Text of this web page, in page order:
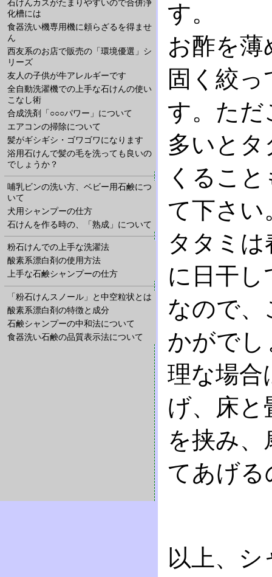
石けんカスがたまりやすいので合併浄
化槽には
食器洗い機専用機に頼らざるを得ませ
ん
西友系のお店で販売の「環境優選」シ
リーズ
友人の子供が牛アレルギーです
全自動洗濯機での上手な石けんの使い
こなし術
合成洗剤「○○○パワー」について
エアコンの掃除について
髪がギシギシ・ゴワゴワになります
浴用石けんで髪の毛を洗っても良いの
でしょうか？
哺乳ビンの洗い方、ベビー用石鹸につ
いて
犬用シャンプーの仕方
石けんを作る時の、「熟成」について
粉石けんでの上手な洗濯法
酸素系漂白剤の使用方法
上手な石鹸シャンプーの仕方
「粉石けんスノール」と中空粒状とは
酸素系漂白剤の特徴と成分
石鹸シャンプーの中和法について
食器洗い石鹸の品質表示法について
す。
お酢を薄
固く絞
す。ただ
多いと
くるこ
て下さい
タタミ
に日干し
なので
かがでし
理な場合
げ、床と
を挟み
てあげる
以上、シ